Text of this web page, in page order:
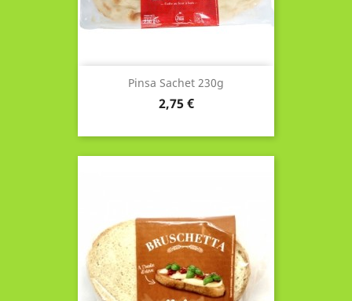
Pinsa Sachet 230g
Prix
2,75 €